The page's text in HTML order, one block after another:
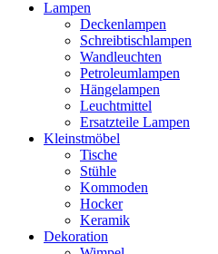
Lampen
Deckenlampen
Schreibtischlampen
Wandleuchten
Petroleumlampen
Hängelampen
Leuchtmittel
Ersatzteile Lampen
Kleinstmöbel
Tische
Stühle
Kommoden
Hocker
Keramik
Dekoration